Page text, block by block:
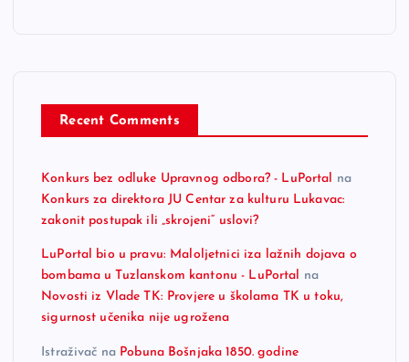
Recent Comments
Konkurs bez odluke Upravnog odbora? - LuPortal na
Konkurs za direktora JU Centar za kulturu Lukavac:
zakonit postupak ili „skrojeni“ uslovi?
LuPortal bio u pravu: Maloljetnici iza lažnih dojava o
bombama u Tuzlanskom kantonu - LuPortal na
Novosti iz Vlade TK: Provjere u školama TK u toku,
sigurnost učenika nije ugrožena
Istraživač na Pobuna Bošnjaka 1850. godine